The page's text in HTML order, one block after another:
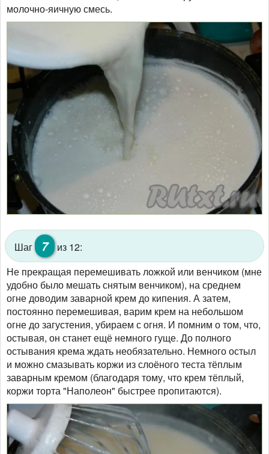
молочно-яичную смесь.
Шаг 7
из 12:
Не прекращая перемешивать ложкой или венчиком (мне
удобно было мешать снятым венчиком), на среднем
огне доводим заварной крем до кипения. А затем,
постоянно перемешивая, варим крем на небольшом
огне до загустения, убираем с огня. И помним о том, что,
остывая, он станет ещё немного гуще. До полного
остывания крема ждать необязательно. Немного остыл
и можно смазывать коржи из слоёного теста тёплым
заварным кремом (благодаря тому, что крем тёплый,
коржи торта "Наполеон" быстрее пропитаются).